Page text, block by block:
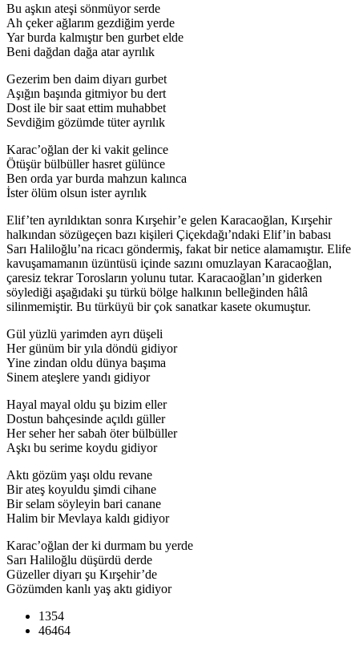
Bu aşkın ateşi sönmüyor serde
Ah çeker ağlarım gezdiğim yerde
Yar burda kalmıştır ben gurbet elde
Beni dağdan dağa atar ayrılık
Gezerim ben daim diyarı gurbet
Aşığın başında gitmiyor bu dert
Dost ile bir saat ettim muhabbet
Sevdiğim gözümde tüter ayrılık
Karac’oğlan der ki vakit gelince
Ötüşür bülbüller hasret gülünce
Ben orda yar burda mahzun kalınca
İster ölüm olsun ister ayrılık
Elif’ten ayrıldıktan sonra Kırşehir’e gelen Karacaoğlan, Kırşehir
halkından sözügeçen bazı kişileri Çiçekdağı’ndaki Elif’in babası
Sarı Haliloğlu’na ricacı göndermiş, fakat bir netice alamamıştır. Elife
kavuşamamanın üzüntüsü içinde sazını omuzlayan Karacaoğlan,
çaresiz tekrar Torosların yolunu tutar. Karacaoğlan’ın giderken
söylediği aşağıdaki şu türkü bölge halkının belleğinden hâlâ
silinmemiştir. Bu türküyü bir çok sanatkar kasete okumuştur.
Gül yüzlü yarimden ayrı düşeli
Her günüm bir yıla döndü gidiyor
Yine zindan oldu dünya başıma
Sinem ateşlere yandı gidiyor
Hayal mayal oldu şu bizim eller
Dostun bahçesinde açıldı güller
Her seher her sabah öter bülbüller
Aşkı bu serime koydu gidiyor
Aktı gözüm yaşı oldu revane
Bir ateş koyuldu şimdi cihane
Bir selam söyleyin bari canane
Halim bir Mevlaya kaldı gidiyor
Karac’oğlan der ki durmam bu yerde
Sarı Haliloğlu düşürdü derde
Güzeller diyarı şu Kırşehir’de
Gözümden kanlı yaş aktı gidiyor
1354
46464